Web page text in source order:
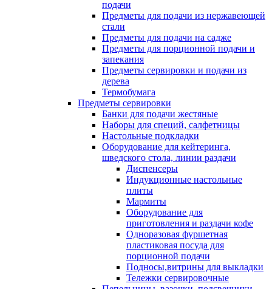
подачи
Предметы для подачи из нержавеющей
стали
Предметы для подачи на садже
Предметы для порционной подачи и
запекания
Предметы сервировки и подачи из
дерева
Термобумага
Предметы сервировки
Банки для подачи жестяные
Наборы для специй, салфетницы
Настольные подкладки
Оборудование для кейтеринга,
шведского стола, линии раздачи
Диспенсеры
Индукционные настольные
плиты
Мармиты
Оборудование для
приготовления и раздачи кофе
Одноразовая фуршетная
пластиковая посуда для
порционной подачи
Подносы,витрины для выкладки
Тележки сервировочные